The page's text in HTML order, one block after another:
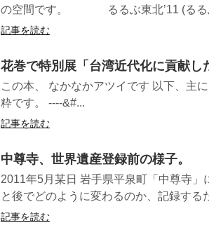
の空間です。 るるぶ東北’11 (るる
記事を読む
花巻で特別展「台湾近代化に貢献し
この本、 なかなかアツイです 以下、主
粋です。 ----&#...
記事を読む
中尊寺、世界遺産登録前の様子。
2011年5月某日 岩手県平泉町「中尊寺
と後でどのように変わるのか、記録する
記事を読む